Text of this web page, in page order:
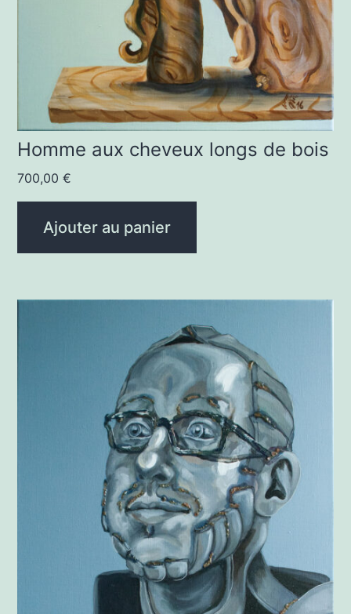
Homme aux cheveux longs de bois
700,00€
Ajouter au panier